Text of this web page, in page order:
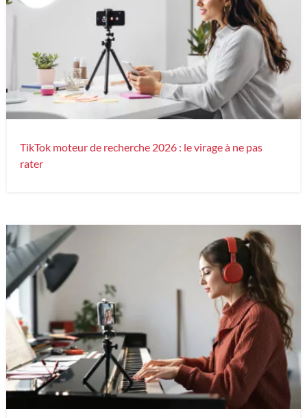
TikTok moteur de recherche 2026 : le virage à ne pas
rater